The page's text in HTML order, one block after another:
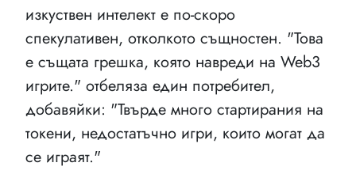
изкуствен интелект е по-скоро
спекулативен, отколкото същностен. "Това
е същата грешка, която навреди на Web3
игрите." отбеляза един потребител,
добавяйки: "Твърде много стартирания на
токени, недостатъчно игри, които могат да
се играят."